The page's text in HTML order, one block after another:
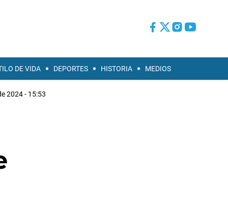
DE VIDA DEPORTES HISTORIA MEDIOS
2024 - 15:53